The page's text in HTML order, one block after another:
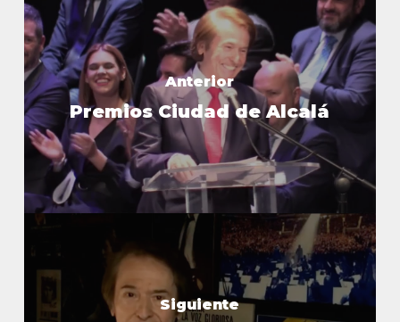
Anterior
Premios Ciudad de Alcalá
Siguiente